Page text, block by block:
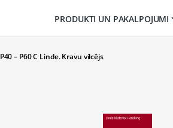
PRODUKTI UN PAKALPOJUMI
P40 – P60 C Linde. Kravu vilcējs